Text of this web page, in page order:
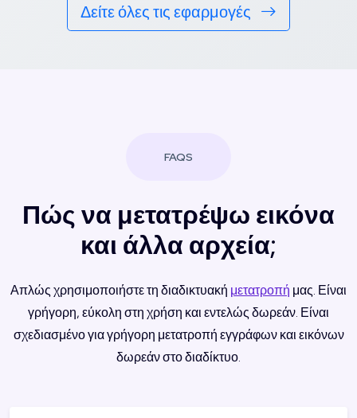
Δείτε όλες τις εφαρμογές
FAQS
Πώς να μετατρέψω εικόνα
και άλλα αρχεία;
Απλώς χρησιμοποιήστε τη διαδικτυακή μετατροπή μας. Είναι
γρήγορη, εύκολη στη χρήση και εντελώς δωρεάν. Είναι
σχεδιασμένο για γρήγορη μετατροπή εγγράφων και εικόνων
δωρεάν στο διαδίκτυο.